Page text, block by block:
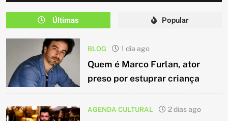
Últimas Popular
BLOG 1 dia ago
Quem é Marco Furlan, ator
preso por estuprar criança
AGENDA CULTURAL 2 dias ago